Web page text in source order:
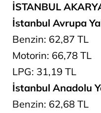
İSTANBUL
İstanbul Avrupa
Benzin: 62,87 TL
Motorin: 66,78 TL
LPG: 31,19 TL
İstanbul Anadolu
Benzin: 62,68 TL